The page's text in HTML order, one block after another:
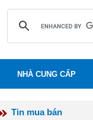
NHÀ CUNG CẤP
Tin mua bán